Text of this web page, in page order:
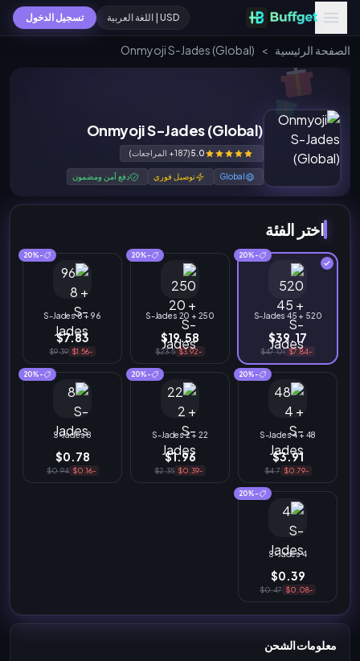
USD | اللغة العربية تسجيل الدخول
الصفحة الرئيسية >
Onmyoji S-Jades (Global)
Onmyoji S-Jades (Global)
5.0(187+ المراجعات)
Global توصيل فوري دفع آمن ومضمون
اختر الفئة
-20%
520 + 45 S-Jades
$39.17
-$7.84
$47.01
-20%
250 + 20 S-Jades
$19.58
-$3.92
$23.5
-20%
96 + 8 S-Jades
$7.83
-$1.56
$9.39
-20%
48 + 4 S-Jades
$3.91
-$0.79
$4.7
-20%
22 + 2 S-Jades
$1.96
-$0.39
$2.35
-20%
8 S-Jades
$0.78
-$0.16
$0.94
-20%
4 S-Jades
$0.39
-$0.08
$0.47
معلومات الشحن